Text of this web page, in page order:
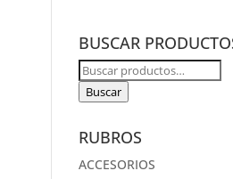
BUSCAR
Buscar
por:
Buscar
RUBROS
ACCESORIOS